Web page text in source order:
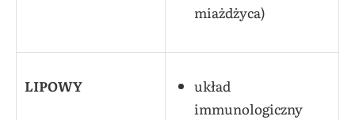
miażdżyca)
LIPOWY
układ
immunologiczny